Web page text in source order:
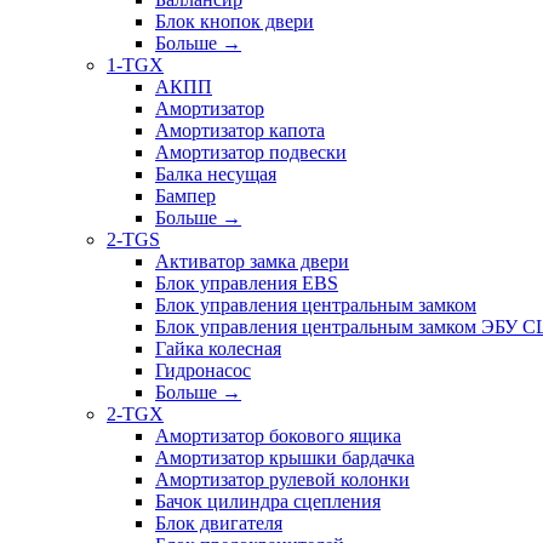
Блок кнопок двери
Больше →
1-TGX
АКПП
Амортизатор
Амортизатор капота
Амортизатор подвески
Балка несущая
Бампер
Больше →
2-TGS
Активатор замка двери
Блок управления EBS
Блок управления центральным замком
Блок управления центральным замком ЭБУ
Гайка колесная
Гидронасос
Больше →
2-TGX
Амортизатор бокового ящика
Амортизатор крышки бардачка
Амортизатор рулевой колонки
Бачок цилиндра сцепления
Блок двигателя